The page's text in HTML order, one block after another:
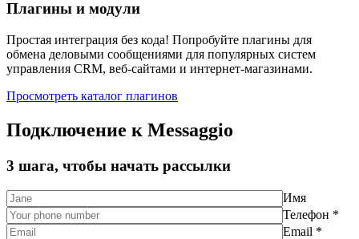
Плагины и модули
Простая интеграция без кода! Попробуйте плагины для
обмена деловыми сообщениями для популярных систем
управления CRM, веб-сайтами и интернет-магазинами.
Просмотреть каталог плагинов
Подключение к Messaggio
3 шага, чтобы начать рассылки
Имя
Телефон *
Email *